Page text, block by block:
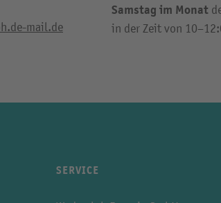
mail.de
Samstag im Monat
in der Zeit von
SERVICE